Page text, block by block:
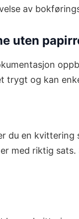
av
uten
trygt og kan
du en
med riktig